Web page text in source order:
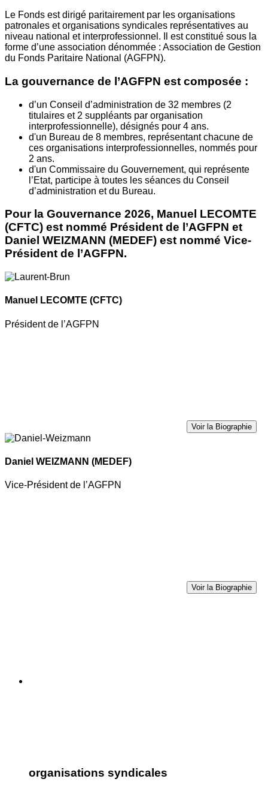
Le Fonds est dirigé paritairement par les organisations
patronales et organisations syndicales représentatives au
niveau national et interprofessionnel. Il est constitué sous la
forme d’une association dénommée : Association de Gestion
du Fonds Paritaire National (AGFPN).
La gouvernance de l’AGFPN est composée :
d’un Conseil d’administration de 32 membres (2
titulaires et 2 suppléants par organisation
interprofessionnelle), désignés pour 4 ans.
d'un Bureau de 8 membres, représentant chacune de
ces organisations interprofessionnelles, nommés pour
2 ans.
d'un Commissaire du Gouvernement, qui représente
l’Etat, participe à toutes les séances du Conseil
d’administration et du Bureau.
Pour la Gouvernance 2026, Manuel LECOMTE
(CFTC) est nommé Président de l’AGFPN et
Daniel WEIZMANN (MEDEF) est nommé Vice-
Président de l’AGFPN.
Manuel LECOMTE (CFTC)
Président de l’AGFPN
Voir la Biographie
Daniel WEIZMANN (MEDEF)
Vice-Président de l’AGFPN
Voir la Biographie
organisations syndicales